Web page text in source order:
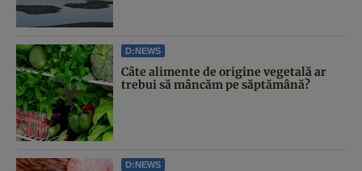
D:NEWS
Câte alimente de origine vegetală ar
trebui să mâncăm pe săptămână?
D:NEWS